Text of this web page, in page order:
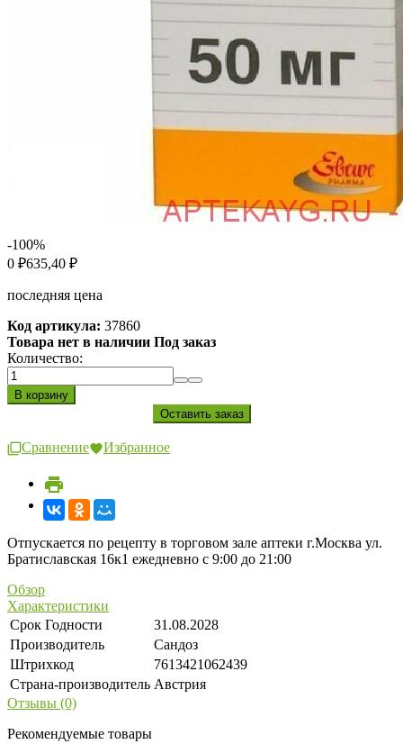
-100%
0 ₽635,40 ₽
последняя цена
Код артикула: 37860
Товара нет в наличии Под заказ
Количество:
Сравнение Избранное
Отпускается по рецепту в торговом зале аптеки г.Москва ул.
Братиславская 16к1 ежедневно с 9:00 до 21:00
Обзор
Характеристики
Срок Годности
31.08.2028
Производитель
Сандоз
Штрихкод
7613421062439
Страна-производитель Австрия
Отзывы (0)
Рекомендуемые товары